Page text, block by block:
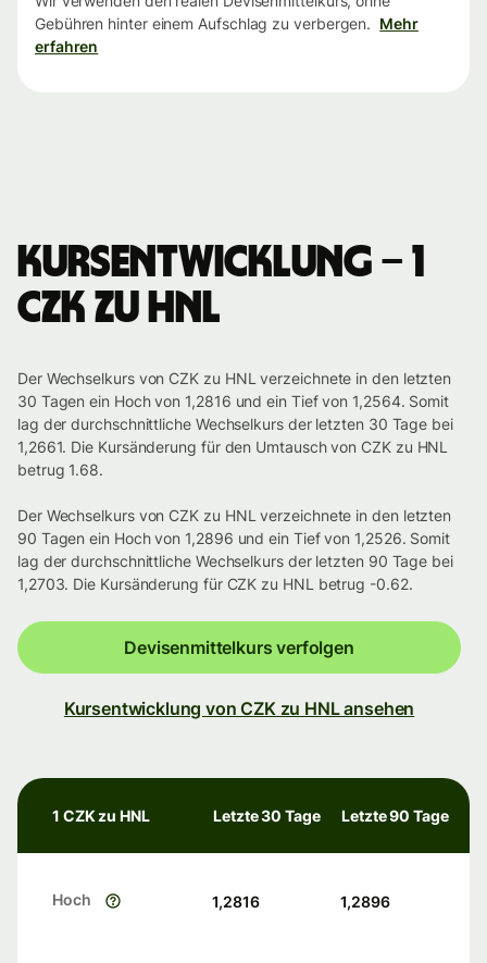
Gebühren hinter einem Aufschlag zu verbergen. Mehr
erfahren
Kursentwicklung – 1
CZK zu HNL
Der Wechselkurs von CZK zu HNL verzeichnete in den letzten
30 Tagen ein Hoch von 1,2816 und ein Tief von 1,2564. Somit
lag der durchschnittliche Wechselkurs der letzten 30 Tage bei
1,2661. Die Kursänderung für den Umtausch von CZK zu HNL
betrug 1.68.
Der Wechselkurs von CZK zu HNL verzeichnete in den letzten
90 Tagen ein Hoch von 1,2896 und ein Tief von 1,2526. Somit
lag der durchschnittliche Wechselkurs der letzten 90 Tage bei
1,2703. Die Kursänderung für CZK zu HNL betrug -0.62.
Devisenmittelkurs verfolgen
Kursentwicklung von CZK zu HNL ansehen
1 CZK zu HNL Letzte 30 Tage Letzte 90 Tage
Hoch 1,2816 1,2896